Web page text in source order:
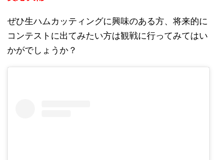
ぜひ生ハムカッティングに興味のある方、将来的に
コンテストに出てみたい方は観戦に行ってみてはい
かがでしょうか？